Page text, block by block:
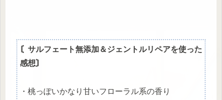
〘サルフェート無添加＆ジェントルリペアを使った
感想〙
・桃っぽいかなり甘いフローラル系の香り